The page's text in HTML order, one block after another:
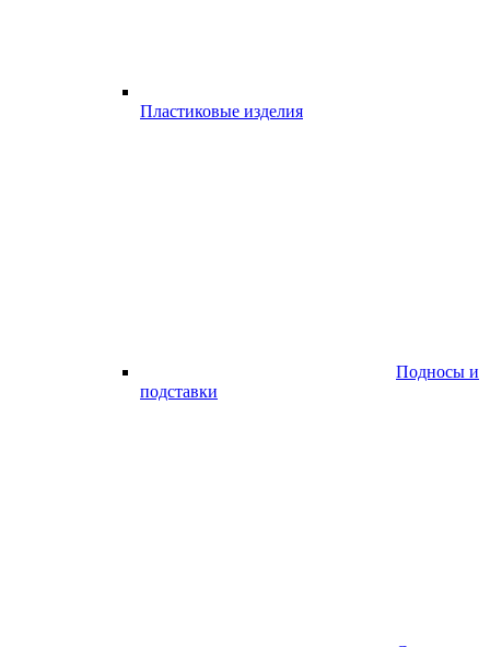
Пластиковые изделия
Подносы и
подставки